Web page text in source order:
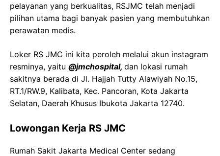
pelayanan yang berkualitas, RSJMC telah menjadi
pilihan utama bagi banyak pasien yang membutuhkan
perawatan medis.
Loker RS JMC ini kita peroleh melalui akun instagram
resminya, yaitu @jmchospital, dan lokasi rumah
sakitnya berada di Jl. Hajjah Tutty Alawiyah No.15,
RT.1/RW.9, Kalibata, Kec. Pancoran, Kota Jakarta
Selatan, Daerah Khusus Ibukota Jakarta 12740.
Lowongan Kerja RS JMC
Rumah Sakit Jakarta Medical Center sedang